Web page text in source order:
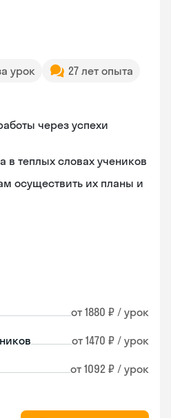
урок
27 лет опыта
через успехи
в теплых словах учеников
осуществить их планы и
от 1880 ₽ / урок
от 1470 ₽ / урок
от 1092 ₽ / урок